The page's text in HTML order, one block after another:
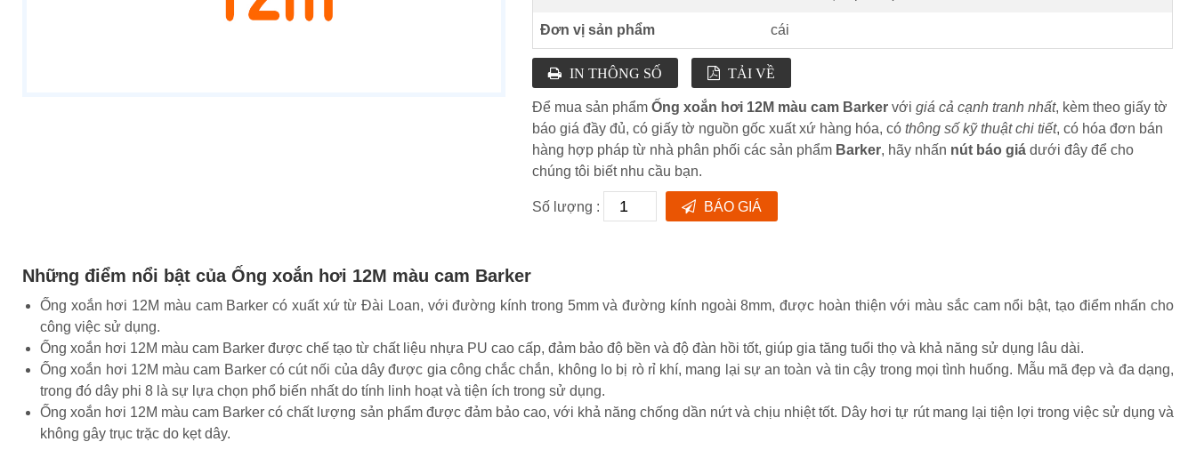
Đơn vị sản phẩm cái
IN THÔNG SỐ TẢI VỀ
Để mua sản phẩmỐng xoắn hơi 12M màu cam Barker vớigiá cả cạnh tranh nhất, kèm theo giấy tờ
báo giá đầy đủ, có giấy tờ nguồn gốc xuất xứ hàng hóa, cóthông số kỹ thuật chi tiết, có hóa đơn bán
hàng hợp pháp từ nhà phân phối các sản phẩm Barker, hãy nhấn nút báo giá dưới đây để cho
chúng tôi biết nhu cầu bạn.
Số lượng : BÁO GIÁ
Những điểm nổi bật của Ống xoắn hơi 12M màu cam Barker
Ống xoắn hơi 12M màu cam Barker có xuất xứ từ Đài Loan, với đường kính trong 5mm và đường kính ngoài 8mm, được hoàn thiện với màu sắc cam nổi bật, tạo điểm nhấn cho
công việc sử dụng.
Ống xoắn hơi 12M màu cam Barker được chế tạo từ chất liệu nhựa PU cao cấp, đảm bảo độ bền và độ đàn hồi tốt, giúp gia tăng tuổi thọ và khả năng sử dụng lâu dài.
Ống xoắn hơi 12M màu cam Barker có cút nối của dây được gia công chắc chắn, không lo bị rò rỉ khí, mang lại sự an toàn và tin cậy trong mọi tình huống. Mẫu mã đẹp và đa dạng,
trong đó dây phi 8 là sự lựa chọn phổ biến nhất do tính linh hoạt và tiện ích trong sử dụng.
Ống xoắn hơi 12M màu cam Barker có chất lượng sản phẩm được đảm bảo cao, với khả năng chống dần nứt và chịu nhiệt tốt. Dây hơi tự rút mang lại tiện lợi trong việc sử dụng và
không gây trục trặc do kẹt dây.